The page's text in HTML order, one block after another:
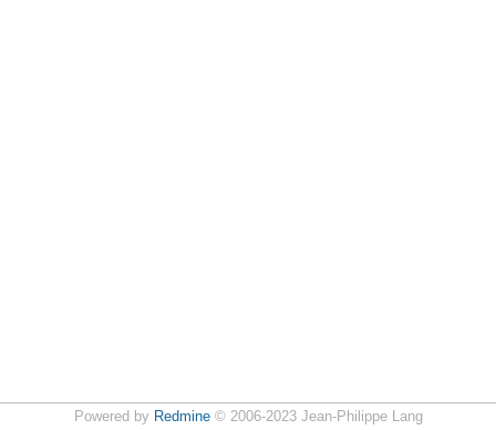
Powered by Redmine© 2006-2023 Jean-Philippe Lang